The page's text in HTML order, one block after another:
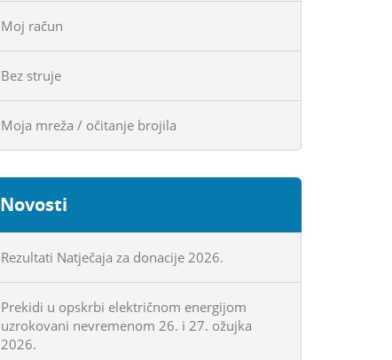
Moj račun
Bez struje
Moja mreža / očitanje brojila
Novosti
Rezultati Natječaja za donacije 2026.
Prekidi u opskrbi električnom energijom
uzrokovani nevremenom 26. i 27. ožujka
2026.